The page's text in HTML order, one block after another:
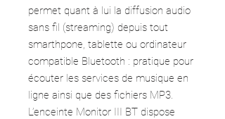
permet quant à lui la diffusion audio
sans fil (streaming) depuis tout
smarthpone, tablette ou ordinateur
compatible Bluetooth : pratique pour
écouter les services de musique en
ligne ainsi que des fichiers MP3.
L’enceinte Monitor III BT dispose